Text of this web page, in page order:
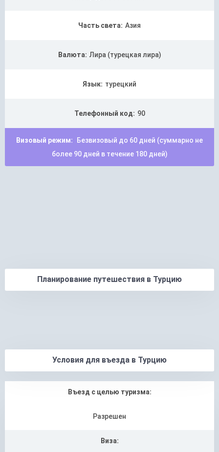
Часть света: Азия
Валюта: Лира (турецкая лира)
Язык: турецкий
Телефонный код: 90
Визовый режим:
Безвизовый до 60 дней (суммарно не
более 90 дней в течение 180 дней)
Планирование путешествия в Турцию
Условия для въезда в Турцию
Въезд с целью туризма:
Разрешен
Виза: